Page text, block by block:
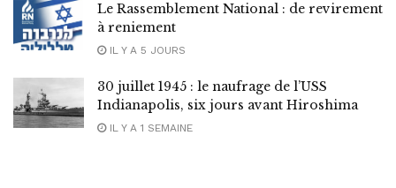
Le Rassemblement National : de revirement
à reniement
IL Y A 5 JOURS
30 juillet 1945 : le naufrage de l’USS
Indianapolis, six jours avant Hiroshima
IL Y A 1 SEMAINE